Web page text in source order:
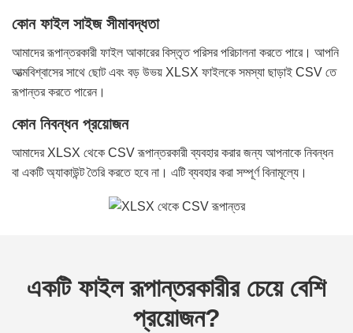
কোন ফাইল সাইজ সীমাবদ্ধতা
আমাদের রূপান্তরকারী ফাইল আকারের বিস্তৃত পরিসর পরিচালনা করতে পারে। আপনি
আত্মবিশ্বাসের সাথে ছোট এবং বড় উভয় XLSX ফাইলকে সমস্যা ছাড়াই CSV তে
রূপান্তর করতে পারেন।
কোন নিবন্ধন প্রয়োজন
আমাদের XLSX থেকে CSV রূপান্তরকারী ব্যবহার করার জন্য আপনাকে নিবন্ধন
বা একটি অ্যাকাউন্ট তৈরি করতে হবে না। এটি ব্যবহার করা সম্পূর্ণ বিনামূল্যে।
একটি ফাইল রূপান্তরকারীর চেয়ে বেশি
প্রয়োজন?